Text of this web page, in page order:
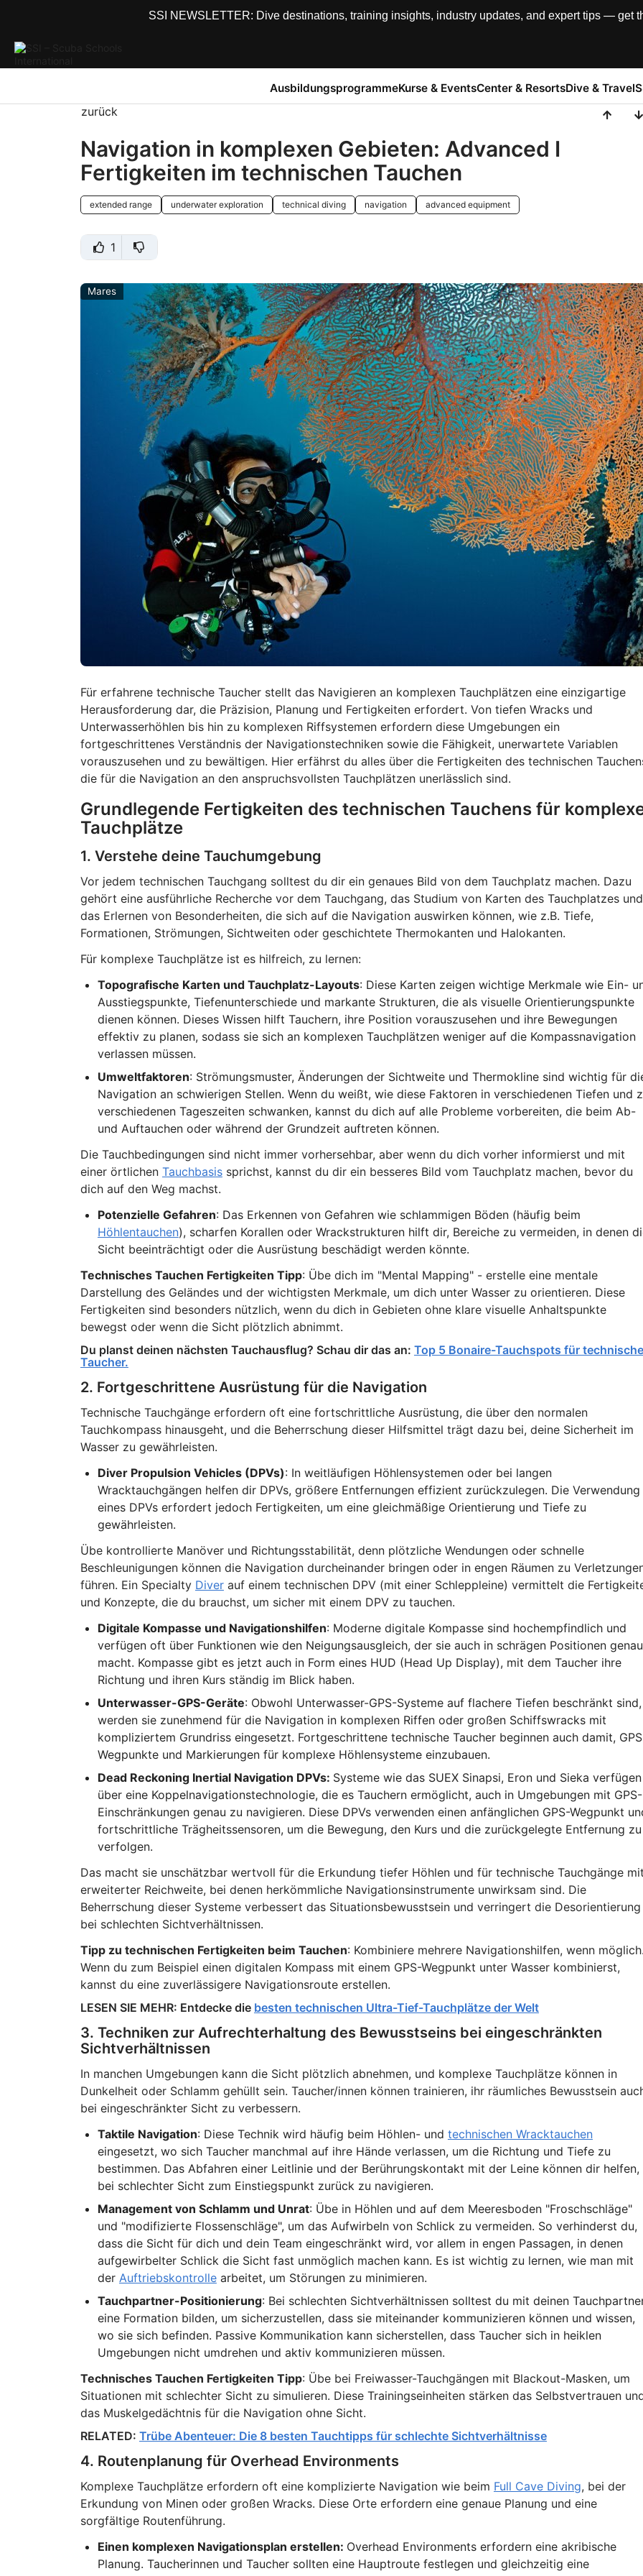
SSI NEWSLETTER: Dive destinations, training insights, industry updates, and expert tips — get
AusbildungsprogrammeKurse & EventsCenter & ResortsDive & Travel
zurück
Navigation in komplexen Gebieten: Advanced I
Fertigkeiten im technischen Tauchen
extended range underwater exploration technical diving navigation advanced equipment
1
Mares
Für erfahrene technische Taucher stellt das Navigieren an komplexen Tauchplätzen eine einzigartige
Herausforderung dar, die Präzision, Planung und Fertigkeiten erfordert. Von tiefen Wracks und
Unterwasserhöhlen bis hin zu komplexen Riffsystemen erfordern diese Umgebungen ein
fortgeschrittenes Verständnis der Navigationstechniken sowie die Fähigkeit, unerwartete Variablen
vorauszusehen und zu bewältigen. Hier erfährst du alles über die Fertigkeiten des technischen
die für die Navigation an den anspruchsvollsten Tauchplätzen unerlässlich sind.
Grundlegende Fertigkeiten des technischen Tauchens für
Tauchplätze
1. Verstehe deine Tauchumgebung
Vor jedem technischen Tauchgang solltest du dir ein genaues Bild von dem Tauchplatz machen. Dazu
gehört eine ausführliche Recherche vor dem Tauchgang, das Studium von Karten des Tauchplatzes und
das Erlernen von Besonderheiten, die sich auf die Navigation auswirken können, wie z.B. Tiefe,
Formationen, Strömungen, Sichtweiten oder geschichtete Thermokanten und Halokanten.
Für komplexe Tauchplätze ist es hilfreich, zu lernen:
Topografische Karten und Tauchplatz-Layouts: Diese Karten zeigen wichtige Merkmale wie Ein-
Ausstiegspunkte, Tiefenunterschiede und markante Strukturen, die als visuelle Orientierungspunkte
dienen können. Dieses Wissen hilft Tauchern, ihre Position vorauszusehen und ihre Bewegungen
effektiv zu planen, sodass sie sich an komplexen Tauchplätzen weniger auf die Kompassnavigation
verlassen müssen.
Umweltfaktoren: Strömungsmuster, Änderungen der Sichtweite und Thermokline sind wichtig für
Navigation an schwierigen Stellen. Wenn du weißt, wie diese Faktoren in verschiedenen Tiefen und
verschiedenen Tageszeiten schwanken, kannst du dich auf alle Probleme vorbereiten, die beim Ab-
und Auftauchen oder während der Grundzeit auftreten können.
Die Tauchbedingungen sind nicht immer vorhersehbar, aber wenn du dich vorher informierst und mit
einer örtlichen Tauchbasissprichst, kannst du dir ein besseres Bild vom Tauchplatz machen, bevor du
dich auf den Weg machst.
Potenzielle Gefahren: Das Erkennen von Gefahren wie schlammigen Böden (häufig beim
Höhlentauchen), scharfen Korallen oder Wrackstrukturen hilft dir, Bereiche zu vermeiden, in denen
Sicht beeinträchtigt oder die Ausrüstung beschädigt werden könnte.
Technisches Tauchen Fertigkeiten Tipp: Übe dich im "Mental Mapping" - erstelle eine mentale
Darstellung des Geländes und der wichtigsten Merkmale, um dich unter Wasser zu orientieren. Diese
Fertigkeiten sind besonders nützlich, wenn du dich in Gebieten ohne klare visuelle Anhaltspunkte
bewegst oder wenn die Sicht plötzlich abnimmt.
Du planst deinen nächsten Tauchausflug? Schau dir das an: Top 5 Bonaire-Tauchspots für technische
Taucher.
2. Fortgeschrittene Ausrüstung für die Navigation
Technische Tauchgänge erfordern oft eine fortschrittliche Ausrüstung, die über den normalen
Tauchkompass hinausgeht, und die Beherrschung dieser Hilfsmittel trägt dazu bei, deine Sicherheit im
Wasser zu gewährleisten.
Diver Propulsion Vehicles (DPVs): In weitläufigen Höhlensystemen oder bei langen
Wracktauchgängen helfen dir DPVs, größere Entfernungen effizient zurückzulegen. Die Verwendung
eines DPVs erfordert jedoch Fertigkeiten, um eine gleichmäßige Orientierung und Tiefe zu
gewährleisten.
Übe kontrollierte Manöver und Richtungsstabilität, denn plötzliche Wendungen oder schnelle
Beschleunigungen können die Navigation durcheinander bringen oder in engen Räumen zu
führen. Ein Specialty Diverauf einem technischen DPV (mit einer Schleppleine) vermittelt die
und Konzepte, die du brauchst, um sicher mit einem DPV zu tauchen.
Digitale Kompasse und Navigationshilfen: Moderne digitale Kompasse sind hochempfindlich und
verfügen oft über Funktionen wie den Neigungsausgleich, der sie auch in schrägen Positionen genau
macht. Kompasse gibt es jetzt auch in Form eines HUD (Head Up Display), mit dem Taucher ihre
Richtung und ihren Kurs ständig im Blick haben.
Unterwasser-GPS-Geräte: Obwohl Unterwasser-GPS-Systeme auf flachere Tiefen beschränkt sind,
werden sie zunehmend für die Navigation in komplexen Riffen oder großen Schiffswracks mit
kompliziertem Grundriss eingesetzt. Fortgeschrittene technische Taucher beginnen auch damit,
Wegpunkte und Markierungen für komplexe Höhlensysteme einzubauen.
Dead Reckoning Inertial Navigation DPVs: Systeme wie das SUEX Sinapsi, Eron und Sieka verfügen
über eine Koppelnavigationstechnologie, die es Tauchern ermöglicht, auch in Umgebungen mit GPS-
Einschränkungen genau zu navigieren. Diese DPVs verwenden einen anfänglichen GPS-Wegpunkt
fortschrittliche Trägheitssensoren, um die Bewegung, den Kurs und die zurückgelegte Entfernung zu
verfolgen.
Das macht sie unschätzbar wertvoll für die Erkundung tiefer Höhlen und für technische Tauchgänge
erweiterter Reichweite, bei denen herkömmliche Navigationsinstrumente unwirksam sind. Die
Beherrschung dieser Systeme verbessert das Situationsbewusstsein und verringert die Desorientierung
bei schlechten Sichtverhältnissen.
Tipp zu technischen Fertigkeiten beim Tauchen: Kombiniere mehrere Navigationshilfen, wenn
Wenn du zum Beispiel einen digitalen Kompass mit einem GPS-Wegpunkt unter Wasser kombinierst,
kannst du eine zuverlässigere Navigationsroute erstellen.
LESEN SIE MEHR: Entdecke die besten technischen Ultra-Tief-Tauchplätze der Welt
3. Techniken zur Aufrechterhaltung des Bewusstseins bei eingeschränkten
Sichtverhältnissen
In manchen Umgebungen kann die Sicht plötzlich abnehmen, und komplexe Tauchplätze können in
Dunkelheit oder Schlamm gehüllt sein. Taucher/innen können trainieren, ihr räumliches Bewusstsein
bei eingeschränkter Sicht zu verbessern.
Taktile Navigation: Diese Technik wird häufig beim Höhlen- und technischen Wracktauchen
eingesetzt, wo sich Taucher manchmal auf ihre Hände verlassen, um die Richtung und Tiefe zu
bestimmen. Das Abfahren einer Leitlinie und der Berührungskontakt mit der Leine können dir helfen,
bei schlechter Sicht zum Einstiegspunkt zurück zu navigieren.
Management von Schlamm und Unrat: Übe in Höhlen und auf dem Meeresboden "Froschschläge"
und "modifizierte Flossenschläge", um das Aufwirbeln von Schlick zu vermeiden. So verhinderst du,
dass die Sicht für dich und dein Team eingeschränkt wird, vor allem in engen Passagen, in denen
aufgewirbelter Schlick die Sicht fast unmöglich machen kann. Es ist wichtig zu lernen, wie man mit
der Auftriebskontrollearbeitet, um Störungen zu minimieren.
Tauchpartner-Positionierung: Bei schlechten Sichtverhältnissen solltest du mit deinen
eine Formation bilden, um sicherzustellen, dass sie miteinander kommunizieren können und wissen,
wo sie sich befinden. Passive Kommunikation kann sicherstellen, dass Taucher sich in heiklen
Umgebungen nicht umdrehen und aktiv kommunizieren müssen.
Technisches Tauchen Fertigkeiten Tipp: Übe bei Freiwasser-Tauchgängen mit Blackout-Masken, um
Situationen mit schlechter Sicht zu simulieren. Diese Trainingseinheiten stärken das Selbstvertrauen
das Muskelgedächtnis für die Navigation ohne Sicht.
RELATED: Trübe Abenteuer: Die 8 besten Tauchtipps für schlechte Sichtverhältnisse
4. Routenplanung für Overhead Environments
Komplexe Tauchplätze erfordern oft eine komplizierte Navigation wie beim Full Cave Diving, bei der
Erkundung von Minen oder großen Wracks. Diese Orte erfordern eine genaue Planung und eine
sorgfältige Routenführung.
Einen komplexen Navigationsplan erstellen: Overhead Environments erfordern eine akribische
Planung. Taucherinnen und Taucher sollten eine Hauptroute festlegen und gleichzeitig eine